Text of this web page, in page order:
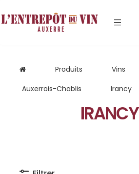
Produits Vins
Auxerrois-Chablis
Irancy
IRANCY